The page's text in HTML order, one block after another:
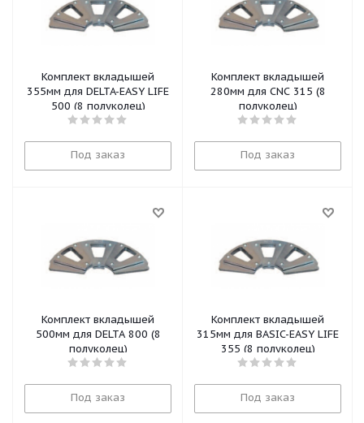
Комплект вкладышей
355мм для DELTA-EASY LIFE
500 (8 полуколец)
Под заказ
Комплект вкладышей
280мм для CNC 315 (8
полуколец)
Под заказ
Комплект вкладышей
500мм для DELTA 800 (8
полуколец)
Под заказ
Комплект вкладышей
315мм для BASIC-EASY LIFE
355 (8 полуколец)
Под заказ